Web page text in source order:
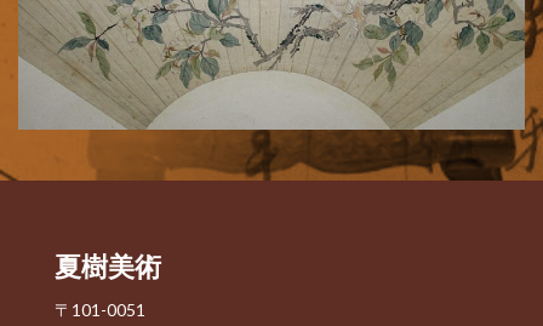
夏樹美術
〒101-0051